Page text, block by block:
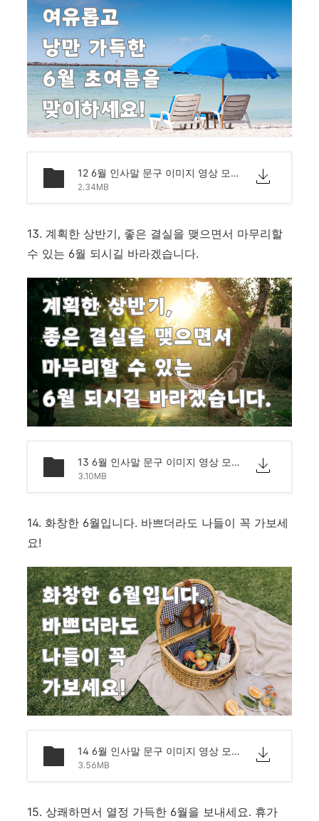
12 6월 인사말 문구 이미지 영상 모음 문자 안부.png
2.34MB
13. 계획한 상반기, 좋은 결실을 맺으면서 마무리할
수 있는 6월 되시길 바라겠습니다.
13 6월 인사말 문구 이미지 영상 모음 문자 안부.png
3.10MB
14. 화창한 6월입니다. 바쁘더라도 나들이 꼭 가보세
요!
14 6월 인사말 문구 이미지 영상 모음 문자 안부.png
3.56MB
15. 상쾌하면서 열정 가득한 6월을 보내세요. 휴가